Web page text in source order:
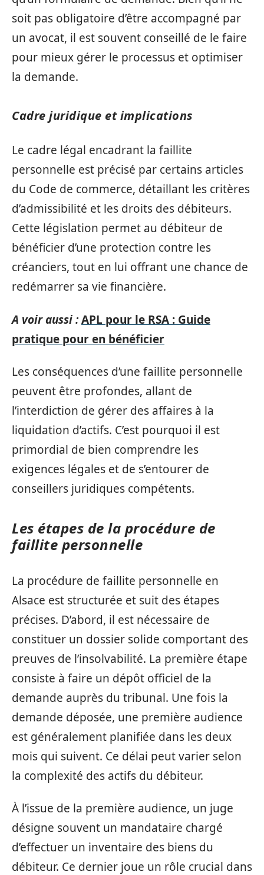
soit pas obligatoire d’être accompagné par
un avocat, il est souvent conseillé de le faire
pour mieux gérer le processus et optimiser
la demande.
Cadre juridique et implications
Le cadre légal encadrant la faillite
personnelle est précisé par certains articles
du Code de commerce, détaillant les critères
d’admissibilité et les droits des débiteurs.
Cette législation permet au débiteur de
bénéficier d’une protection contre les
créanciers, tout en lui offrant une chance de
redémarrer sa vie financière.
A voir aussi :APL pour le RSA : Guide
pratique pour en bénéficier
Les conséquences d’une faillite personnelle
peuvent être profondes, allant de
l’interdiction de gérer des affaires à la
liquidation d’actifs. C’est pourquoi il est
primordial de bien comprendre les
exigences légales et de s’entourer de
conseillers juridiques compétents.
Les étapes de la procédure de
faillite personnelle
La procédure de faillite personnelle en
Alsace est structurée et suit des étapes
précises. D’abord, il est nécessaire de
constituer un dossier solide comportant des
preuves de l’insolvabilité. La première étape
consiste à faire un dépôt officiel de la
demande auprès du tribunal. Une fois la
demande déposée, une première audience
est généralement planifiée dans les deux
mois qui suivent. Ce délai peut varier selon
la complexité des actifs du débiteur.
À l’issue de la première audience, un juge
désigne souvent un mandataire chargé
d’effectuer un inventaire des biens du
débiteur. Ce dernier joue un rôle crucial dans